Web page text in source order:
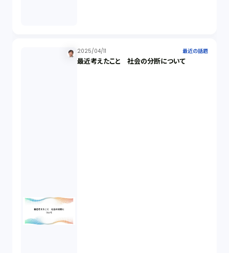
2025/04/11 最近の話題
最近考えたこと 社会の分断について